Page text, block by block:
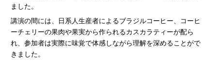
ました。
講演の間には、日系人生産者によるブラジルコーヒー、コーヒ
ーチェリーの果肉や果実から作られるカスカラティーが配ら
れ、参加者は実際に味覚で体感しながら理解を深めることがで
きました。